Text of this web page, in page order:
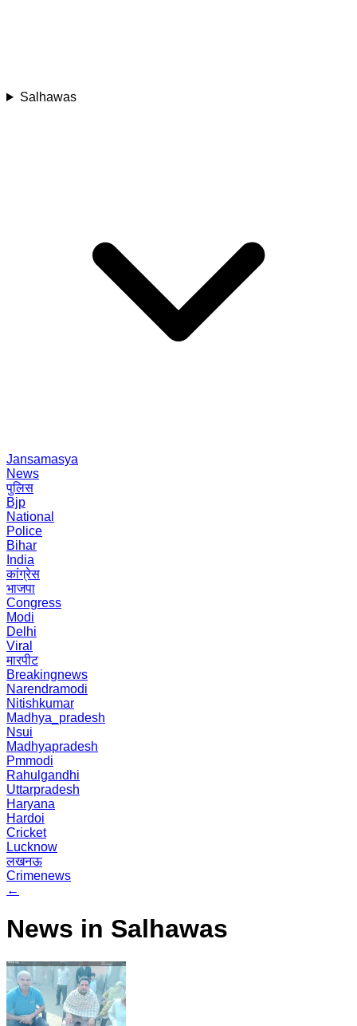
Salhawas
Jansamasya
News
पुलिस
Bjp
National
Police
Bihar
India
कांग्रेस
भाजपा
Congress
Modi
Delhi
Viral
मारपीट
Breakingnews
Narendramodi
Nitishkumar
Madhya_pradesh
Nsui
Madhyapradesh
Pmmodi
Rahulgandhi
Uttarpradesh
Haryana
Hardoi
Cricket
Lucknow
लखनऊ
Crimenews
←
News in Salhawas